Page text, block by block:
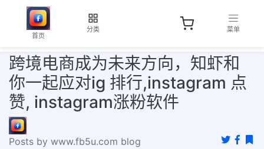
首页
分类 菜单
跨境电商成为未来方向，知虾和
你一起应对ig 排行,instagram 点
赞, instagram涨粉软件
Posts by www.fb5u.com blog